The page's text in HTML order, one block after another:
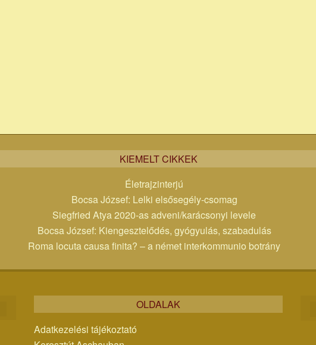
KIEMELT CIKKEK
Életrajzinterjú
Bocsa József: Lelki elsősegély-csomag
Siegfried Atya 2020-as adveni/karácsonyi levele
Bocsa József: Kiengesztelődés, gyógyulás, szabadulás
Roma locuta causa finita? – a német interkommunio botrány
OLDALAK
Adatkezelési tájékoztató